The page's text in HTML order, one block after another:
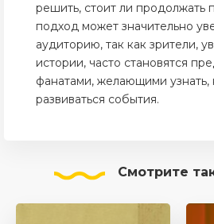
решить, стоит ли продолжать
подход может значительно
аудиторию, так как зрители,
истории, часто становятся
фанатами, желающими узнать,
развиваться события.
Смотрите